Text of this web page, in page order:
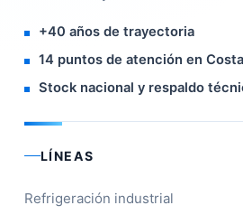
+40 años de trayectoria
14 puntos de atención en
Stock nacional y respaldo
LÍNEAS
Refrigeración industrial